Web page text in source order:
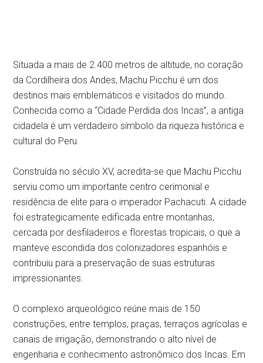
Situada a mais de 2.400 metros de altitude, no coração
da Cordilheira dos Andes, Machu Picchu é um dos
destinos mais emblemáticos e visitados do mundo.
Conhecida como a “Cidade Perdida dos Incas”, a antiga
cidadela é um verdadeiro símbolo da riqueza histórica e
cultural do Peru.
Construída no século XV, acredita-se que Machu Picchu
serviu como um importante centro cerimonial e
residência de elite para o imperador Pachacuti. A cidade
foi estrategicamente edificada entre montanhas,
cercada por desfiladeiros e florestas tropicais, o que a
manteve escondida dos colonizadores espanhóis e
contribuiu para a preservação de suas estruturas
impressionantes.
O complexo arqueológico reúne mais de 150
construções, entre templos, praças, terraços agrícolas e
canais de irrigação, demonstrando o alto nível de
engenharia e conhecimento astronômico dos Incas. Em